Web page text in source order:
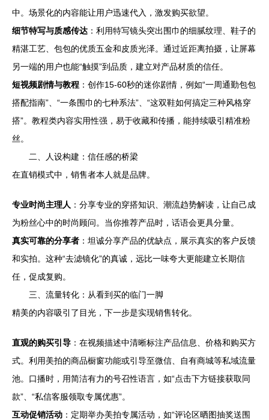
中。场景化的内容能让用户迅速代入，激发购买欲望。
细节特写与质感传达 ：利用特写镜头突出围巾的细腻纹理、鞋子的
精湛工艺、包包的优质五金和皮质光泽。通过近距离拍摄，让屏幕
另一端的用户也能“触摸”到品质，建立对产品材质的信任。
短视频剧情与教程 ：创作15-60秒的迷你剧情，例如“一周通勤包包
搭配指南”、“一条围巾的七种系法”、“这双鞋如何搞定三种风格穿
搭”。教程类内容实用性强，易于收藏和传播，能持续吸引精准粉
丝。
二、人设构建：信任感的桥梁
在直销模式中，销售者本人就是品牌。
专业时尚主理人 ：分享专业的穿搭知识、潮流趋势解读，让自己成
为粉丝心中的时尚顾问。当你推荐产品时，话语会更具分量。
真实可靠的分享者 ：坦诚分享产品的优缺点，展示真实的客户反馈
和实拍。这种“去滤镜化”的真诚，远比一味夸大更能建立长期信
任，促成复购。
三、流量转化：从看到买的临门一脚
精美的内容吸引了目光，下一步是实现销售转化。
直观的购买引导 ：在视频描述中清晰标注产品信息、价格和购买方
式。利用美拍的商品橱窗功能或引导至微信、自有商城等私域流量
池。口播时，用简洁有力的号召性语言，如“点击下方链接获取同
款”、“私信客服领取专属优惠”。
互动促销活动 ：定期举办美拍专属活动，如“评论区晒图抽奖送围